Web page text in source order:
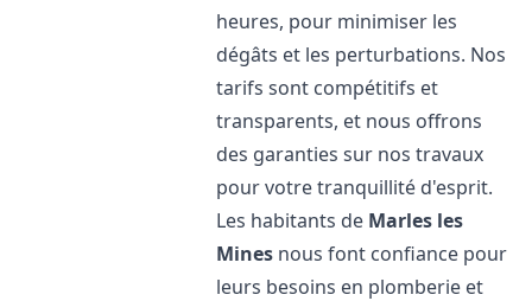
heures, pour minimiser les
dégâts et les perturbations. Nos
tarifs sont compétitifs et
transparents, et nous offrons
des garanties sur nos travaux
pour votre tranquillité d'esprit.
Les habitants de Marles les
Mines nous font confiance pour
leurs besoins en plomberie et